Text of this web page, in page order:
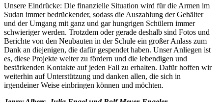
Unsere Eindrücke: Die finanzielle Situation wird für die Armen im
Sudan immer bedrückender, sodass die Auszahlung der Gehälter
und der Umgang mit ganz und gar hungrigen Schülern immer
schwieriger werden. Trotzdem oder gerade deshalb sind Fotos und
Berichte von den Neubauten in der Schule ein großer Anlass zum
Dank an diejenigen, die dafür gespendet haben. Unser Anliegen ist
es, diese Projekte weiter zu fördern und die lebendigen und
bestärkenden Kontakte auf jeden Fall zu erhalten. Dafür hoffen wir
weiterhin auf Unterstützung und danken allen, die sich in
irgendeiner Weise einbringen können und möchten.